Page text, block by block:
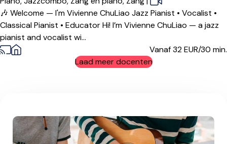
🎶 Welcome — I'm Vivienne ChuLiao Jazz Pianist • Vocalist •
Classical Pianist • Educator Hi! I’m Vivienne ChuLiao — a jazz
pianist and vocalist wi...
Vanaf 32EUR/30 min.
Laad meer docenten